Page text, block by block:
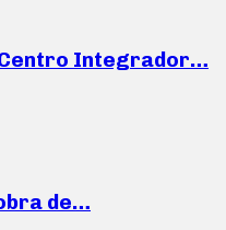
Centro Integrador…
de…